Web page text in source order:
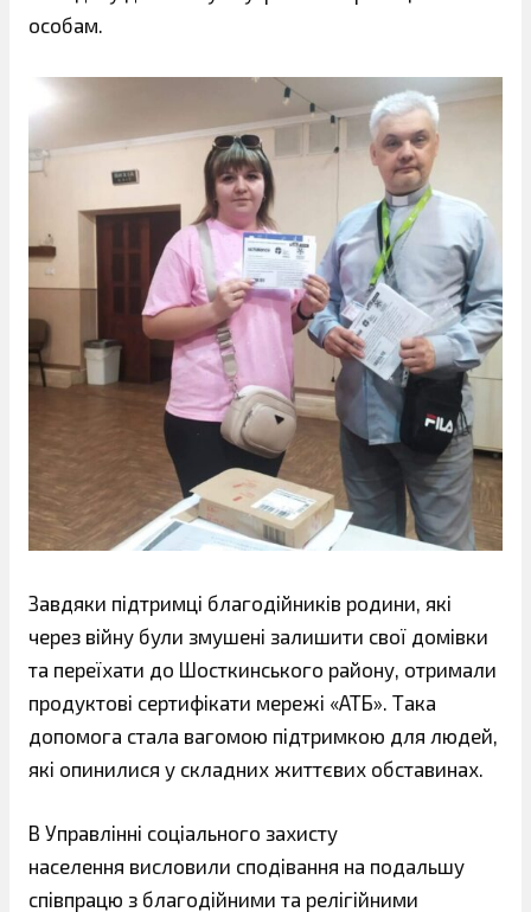
особам.
Завдяки підтримці благодійників родини, які
через війну були змушені залишити свої домівки
та переїхати до Шосткинського району, отримали
продуктові сертифікати мережі «АТБ». Така
допомога стала вагомою підтримкою для людей,
які опинилися у складних життєвих обставинах.
В Управлінні соціального захисту
населення висловили сподівання на подальшу
співпрацю з благодійними та релігійними